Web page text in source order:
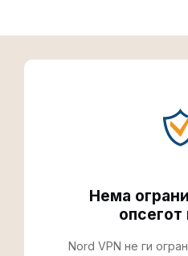
Нема
опсегот
Nord VPN не ги